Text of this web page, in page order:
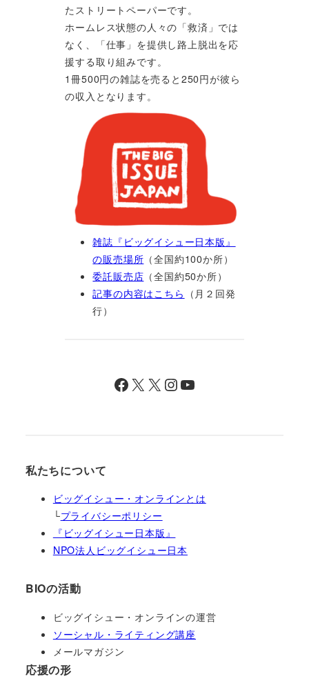
たストリートペーパーです。
ホームレス状態の人々の「救済」では
なく、「仕事」を提供し路上脱出を応
援する取り組みです。
1冊500円の雑誌を売ると250円が彼ら
の収入となります。
雑誌『ビッグイシュー日本版』
の販売場所 （全国約100か所）
委託販売店 （全国約50か所）
記事の内容はこちら （月２回発
行）
Facebook X X InstagramYouTube
私たちについて
ビッグイシュー・オンラインとは
└プライバシーポリシー
『ビッグイシュー日本版』
NPO法人ビッグイシュー日本
BIOの活動
ビッグイシュー・オンラインの運営
ソーシャル・ライティング講座
メールマガジン
応援の形